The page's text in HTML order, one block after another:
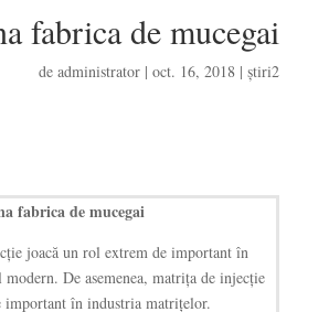
fabrica de mucegai
deadministrator |oct. 16, 2018 |știri2
fabrica de mucegai
joacă un rol extrem de important în
De asemenea, matrița de injecție
important în industria matrițelor.